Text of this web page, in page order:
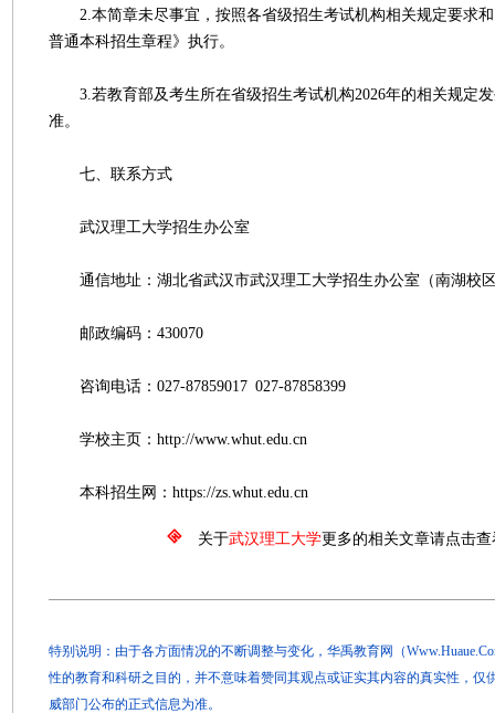
2.本简章未尽事宜，按照各省级招生考试机构相关规定要求和
普通本科招生章程》执行。
3.若教育部及考生所在省级招生考试机构2026年的相关规定
准。
七、联系方式
武汉理工大学招生办公室
通信地址：湖北省武汉市武汉理工大学招生办公室（南湖校
邮政编码：430070
咨询电话：027-87859017 027-87858399
学校主页：http://www.whut.edu.cn
本科招生网：https://zs.whut.edu.cn
关于武汉理工大学更多的相关文章请点击查
特别说明：由于各方面情况的不断调整与变化，华禹教育网（
性的教育和科研之目的，并不意味着赞同其观点或证实其内容的真实性，仅
威部门公布的正式信息为准。